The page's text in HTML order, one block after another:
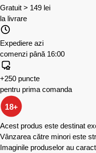
Gratuit > 149 lei
la livrare
Expediere azi
comenzi până 16:00
+250 puncte
pentru prima comanda
18+
Acest produs este destinat
Vânzarea către minori este
Imaginile produselor au